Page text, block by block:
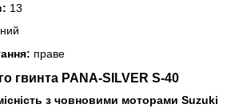
13
праве
гвинта PANA-SILVER S-40
з човновими моторами Suzuki